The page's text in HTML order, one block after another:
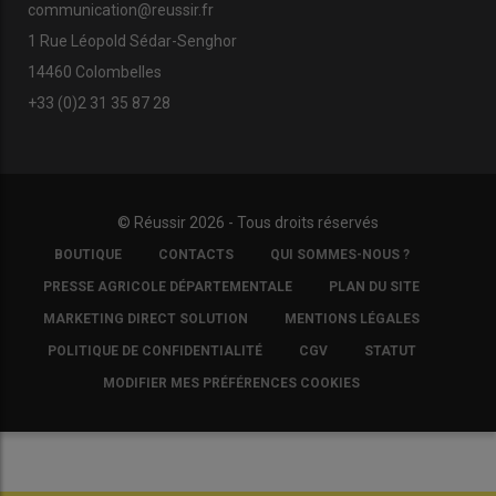
Prêt Flash carburant : comment y
accéder ?
Pour les agriculteurs souhaitant avoir recours au
Envolée du prix du GNR : en quoi
agriculteurs ?
communication@reussir.fr
1 Rue Léopold Sédar-Senghor
14460 Colombelles
+33 (0)2 31 35 87 28
© Réussir 2026 - Tous droits réservés
FOOTER
COPYRIGHT
BOUTIQUE CONTACTS QUI SOMMES-NOUS ?
PRESSE AGRICOLE DÉPARTEMENTALE PLAN DU SITE
MARKETING DIRECT SOLUTION MENTIONS LÉGALES
POLITIQUE DE CONFIDENTIALITÉ CGV STATUT
MODIFIER MES PRÉFÉRENCES COOKIES